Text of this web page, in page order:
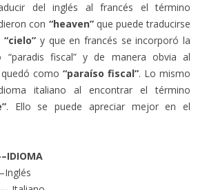
del inglés al francés el término
con “heaven”que puede traducirse
“cielo” y que en francés se incorporó la
“paradis fiscal” y de manera obvia al
como “paraíso fiscal”. Lo mismo
italiano al encontrar el término
. Ello se puede apreciar mejor en el